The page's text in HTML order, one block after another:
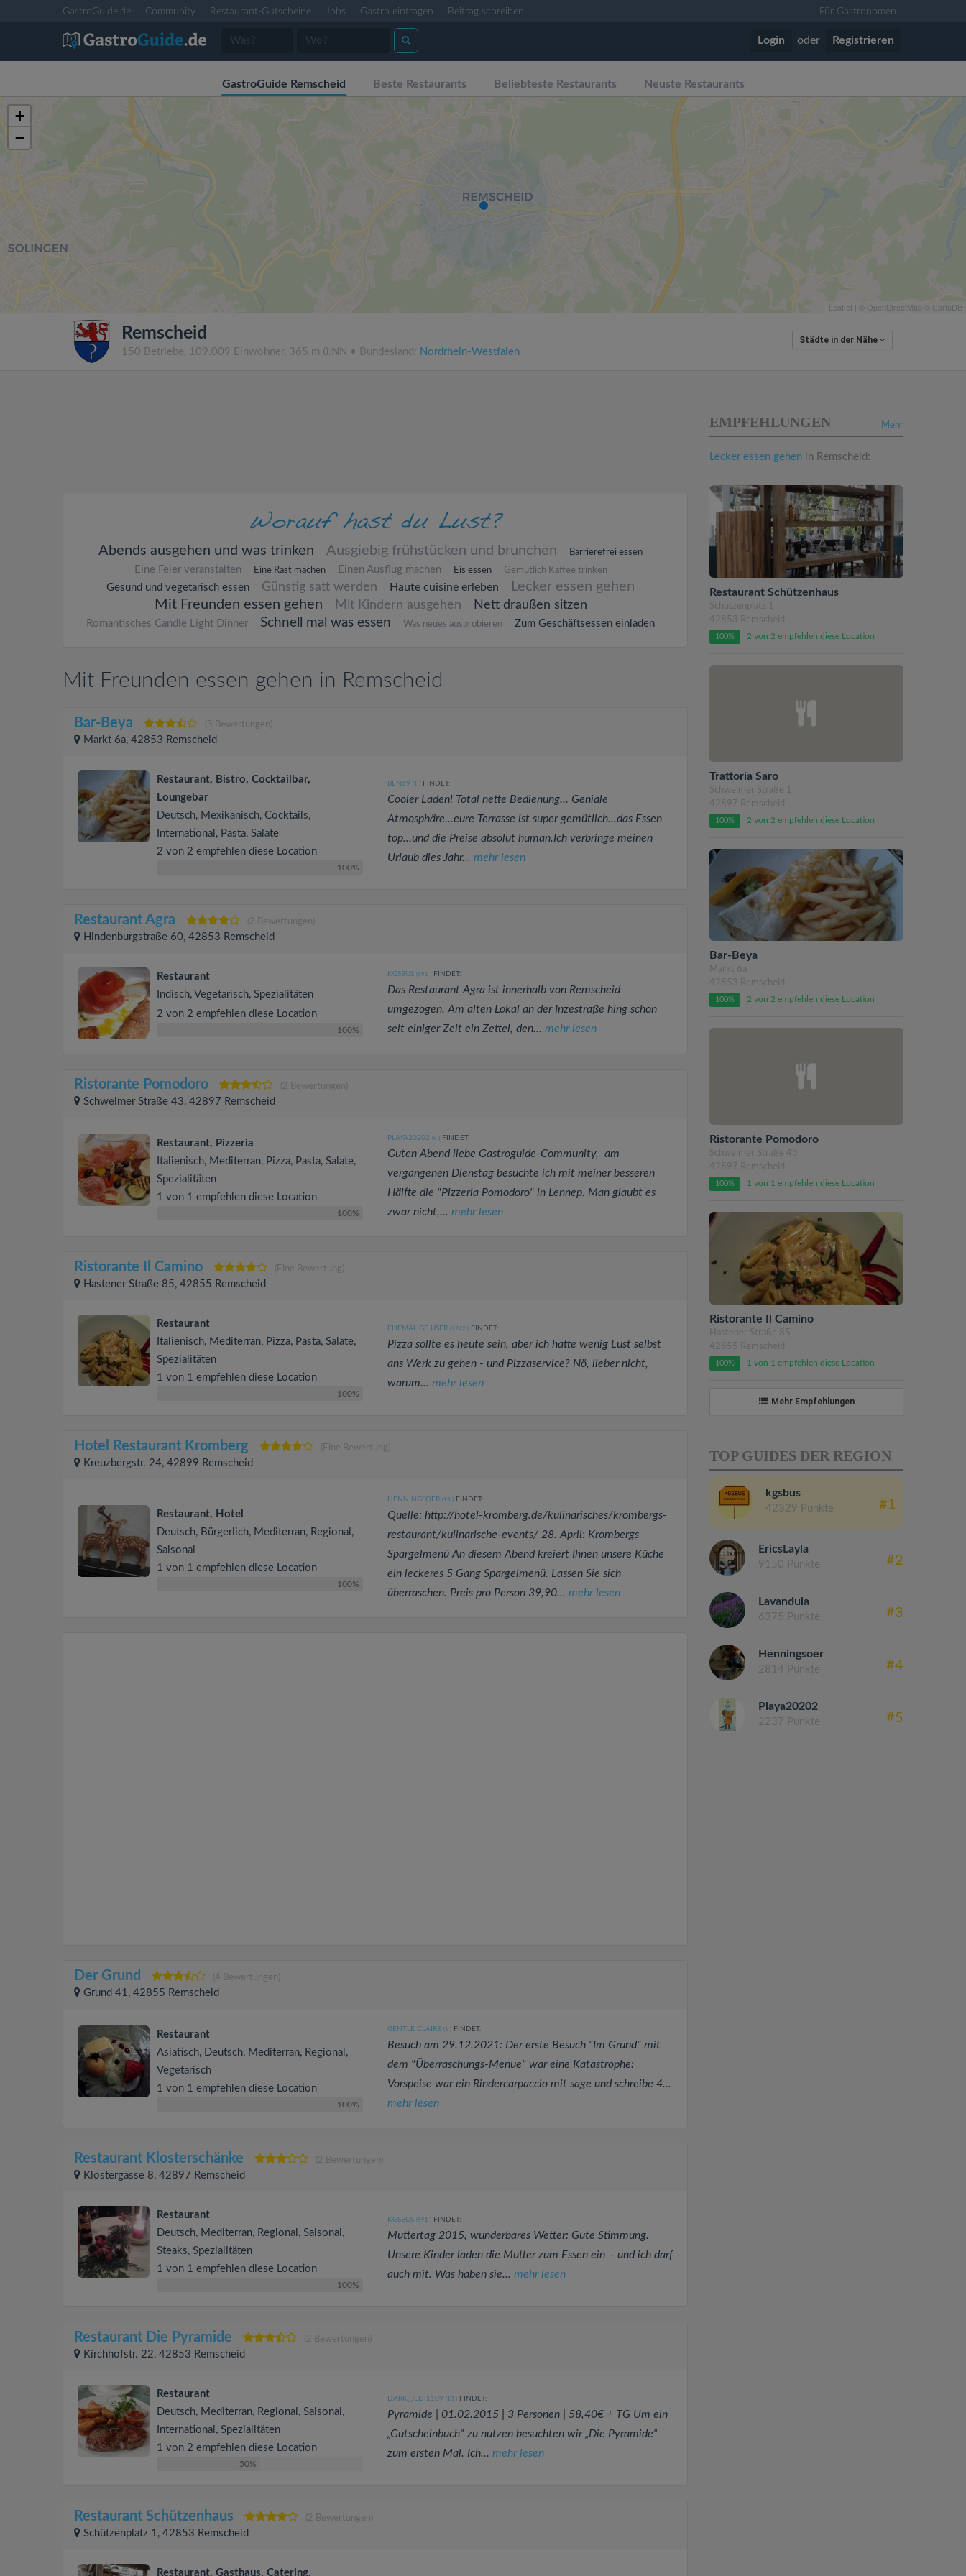
GastroGuide.de Community Restaurant-Gutscheine Jobs Gastro eintragen Beitrag schreiben Für Gastronomen
Login oder Registrieren
GastroGuide Remscheid Beste Restaurants Beliebteste Restaurants Neuste Restaurants
+
−
Leaflet | © OpenStreetMap © CartoDB
Remscheid
150 Betriebe, 109.009 Einwohner, 365 m ü.NN • Bundesland: Nordrhein-Westfalen
Städte in der Nähe
Abends ausgehen und was trinken Ausgiebig frühstücken und brunchen Barrierefrei essen
Eine Feier veranstalten Eine Rast machen Einen Ausflug machen Eis essen Gemütlich Kaffee trinken
Gesund und vegetarisch essen Günstig satt werden Haute cuisine erleben
Lecker essen gehen
Mit Freunden essen gehen
Mit Kindern ausgehen Nett draußen sitzen
Romantisches Candle Light Dinner Schnell mal was essen Was neues ausprobieren Zum Geschäftsessen einladen
Mit Freunden essen gehen in Remscheid
Bar-Beya (3 Bewertungen)
Markt 6a, 42853 Remscheid
Restaurant, Bistro, Cocktailbar,
Loungebar
Deutsch, Mexikanisch, Cocktails,
International, Pasta, Salate
2 von 2 empfehlen diese Location
100%
BEN69 (1 )FINDET:
Cooler Laden! Total nette Bedienung... Geniale
Atmosphäre...eure Terrasse ist super gemütlich...das Essen
top...und die Preise absolut human.Ich verbringe meinen
Urlaub dies Jahr... mehr lesen
Restaurant Agra (2 Bewertungen)
Hindenburgstraße 60, 42853 Remscheid
Restaurant
Indisch, Vegetarisch, Spezialitäten
2 von 2 empfehlen diese Location
100%
KGSBUS (691 )FINDET:
Das Restaurant Agra ist innerhalb von Remscheid
umgezogen. Am alten Lokal an der Inzestraße hing schon
seit einiger Zeit ein Zettel, den... mehr lesen
Ristorante Pomodoro (2 Bewertungen)
Schwelmer Straße 43, 42897 Remscheid
Restaurant, Pizzeria
Italienisch, Mediterran, Pizza, Pasta, Salate,
Spezialitäten
1 von 1 empfehlen diese Location
100%
PLAYA20202 (9 )FINDET:
Guten Abend liebe Gastroguide-Community, am
vergangenen Dienstag besuchte ich mit meiner besseren
Hälfte die "Pizzeria Pomodoro" in Lennep. Man glaubt es
zwar nicht,... mehr lesen
Ristorante Il Camino (Eine Bewertung)
Hastener Straße 85, 42855 Remscheid
Restaurant
Italienisch, Mediterran, Pizza, Pasta, Salate,
Spezialitäten
1 von 1 empfehlen diese Location
100%
EHEMALIGE USER (3742 )FINDET:
Pizza sollte es heute sein, aber ich hatte wenig Lust selbst
ans Werk zu gehen - und Pizzaservice? Nö, lieber nicht,
warum... mehr lesen
Hotel Restaurant Kromberg (Eine Bewertung)
Kreuzbergstr. 24, 42899 Remscheid
Restaurant, Hotel
Deutsch, Bürgerlich, Mediterran, Regional,
Saisonal
1 von 1 empfehlen diese Location
100%
HENNINGSOER (13 )FINDET:
Quelle: http://hotel-kromberg.de/kulinarisches/krombergs-
restaurant/kulinarische-events/ 28. April: Krombergs
Spargelmenü An diesem Abend kreiert Ihnen unsere Küche
ein leckeres 5 Gang Spargelmenü. Lassen Sie sich
überraschen. Preis pro Person 39,90... mehr lesen
Der Grund (4 Bewertungen)
Grund 41, 42855 Remscheid
Restaurant
Asiatisch, Deutsch, Mediterran, Regional,
Vegetarisch
1 von 1 empfehlen diese Location
100%
GENTLE CLAIRE (1 )FINDET:
Besuch am 29.12.2021: Der erste Besuch "Im Grund" mit
dem "Überraschungs-Menue" war eine Katastrophe:
Vorspeise war ein Rindercarpaccio mit sage und schreibe 4...
mehr lesen
Restaurant Klosterschänke (2 Bewertungen)
Klostergasse 8, 42897 Remscheid
Restaurant
Deutsch, Mediterran, Regional, Saisonal,
Steaks, Spezialitäten
1 von 1 empfehlen diese Location
100%
KGSBUS (691 )FINDET:
Muttertag 2015, wunderbares Wetter: Gute Stimmung.
Unsere Kinder laden die Mutter zum Essen ein – und ich darf
auch mit. Was haben sie... mehr lesen
Restaurant Die Pyramide (2 Bewertungen)
Kirchhofstr. 22, 42853 Remscheid
Restaurant
Deutsch, Mediterran, Regional, Saisonal,
International, Spezialitäten
1 von 2 empfehlen diese Location
50%
DARK_JEDI1109 (10 )FINDET:
Pyramide | 01.02.2015 | 3 Personen | 58,40€ + TG Um ein
„Gutscheinbuch“ zu nutzen besuchten wir „Die Pyramide“
zum ersten Mal. Ich... mehr lesen
Restaurant Schützenhaus (2 Bewertungen)
Schützenplatz 1, 42853 Remscheid
Restaurant, Gasthaus, Catering,
Mehr
EMPFEHLUNGEN
Lecker essen gehen in Remscheid:
Restaurant Schützenhaus
Schützenplatz 1
42853 Remscheid
100% 2 von 2 empfehlen diese Location
Trattoria Saro
Schwelmer Straße 1
42897 Remscheid
100% 2 von 2 empfehlen diese Location
Bar-Beya
Markt 6a
42853 Remscheid
100% 2 von 2 empfehlen diese Location
Ristorante Pomodoro
Schwelmer Straße 43
42897 Remscheid
100% 1 von 1 empfehlen diese Location
Ristorante Il Camino
Hastener Straße 85
42855 Remscheid
100% 1 von 1 empfehlen diese Location
Mehr Empfehlungen
TOP GUIDES DER REGION
kgsbus
42329 Punkte #1
EricsLayla
9150 Punkte #2
Lavandula
6375 Punkte #3
Henningsoer
2814 Punkte #4
Playa20202
2237 Punkte #5